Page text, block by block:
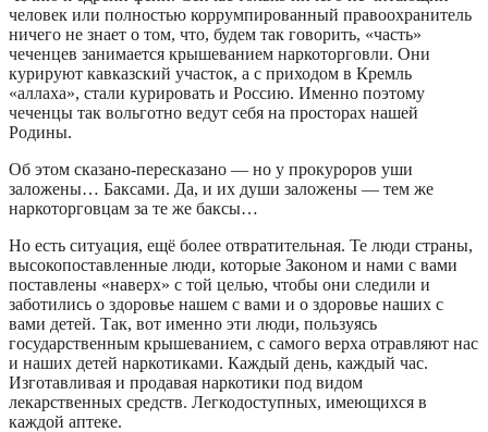
человек или полностью коррумпированный правоохранитель
ничего не знает о том, что, будем так говорить, «часть»
чеченцев занимается крышеванием наркоторговли. Они
курируют кавказский участок, а с приходом в Кремль
«аллаха», стали курировать и Россию. Именно поэтому
чеченцы так вольготно ведут себя на просторах нашей
Родины.
Об этом сказано-пересказано — но у прокуроров уши
заложены… Баксами. Да, и их души заложены — тем же
наркоторговцам за те же баксы…
Но есть ситуация, ещё более отвратительная. Те люди страны,
высокопоставленные люди, которые Законом и нами с вами
поставлены «наверх» с той целью, чтобы они следили и
заботились о здоровье нашем с вами и о здоровье наших с
вами детей. Так, вот именно эти люди, пользуясь
государственным крышеванием, с самого верха отравляют нас
и наших детей наркотиками. Каждый день, каждый час.
Изготавливая и продавая наркотики под видом
лекарственных средств. Легкодоступных, имеющихся в
каждой аптеке.